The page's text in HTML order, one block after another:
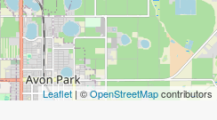
Leaflet| ©OpenStreetMapcontributors